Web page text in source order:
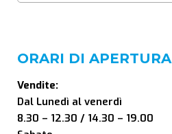
ORARI DI APERTURA
Vendite:
Dal Lunedì al venerdì
8.30 – 12.30 / 14.30 – 19.00